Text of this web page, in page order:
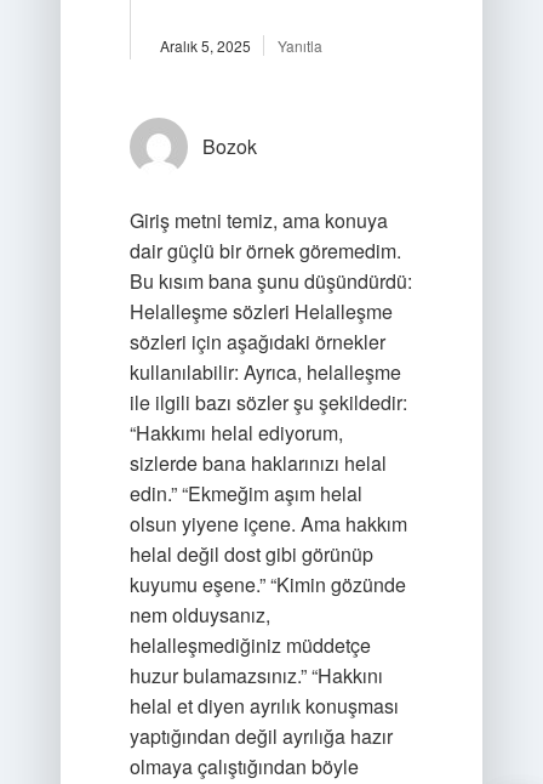
Aralık 5, 2025 Yanıtla
Bozok
Giriş metni temiz, ama konuya
dair güçlü bir örnek göremedim.
Bu kısım bana şunu düşündürdü:
Helalleşme sözleri Helalleşme
sözleri için aşağıdaki örnekler
kullanılabilir: Ayrıca, helalleşme
ile ilgili bazı sözler şu şekildedir:
“Hakkımı helal ediyorum,
sizlerde bana haklarınızı helal
edin.” “Ekmeğim aşım helal
olsun yiyene içene. Ama hakkım
helal değil dost gibi görünüp
kuyumu eşene.” “Kimin gözünde
nem olduysanız,
helalleşmediğiniz müddetçe
huzur bulamazsınız.” “Hakkını
helal et diyen ayrılık konuşması
yaptığından değil ayrılığa hazır
olmaya çalıştığından böyle